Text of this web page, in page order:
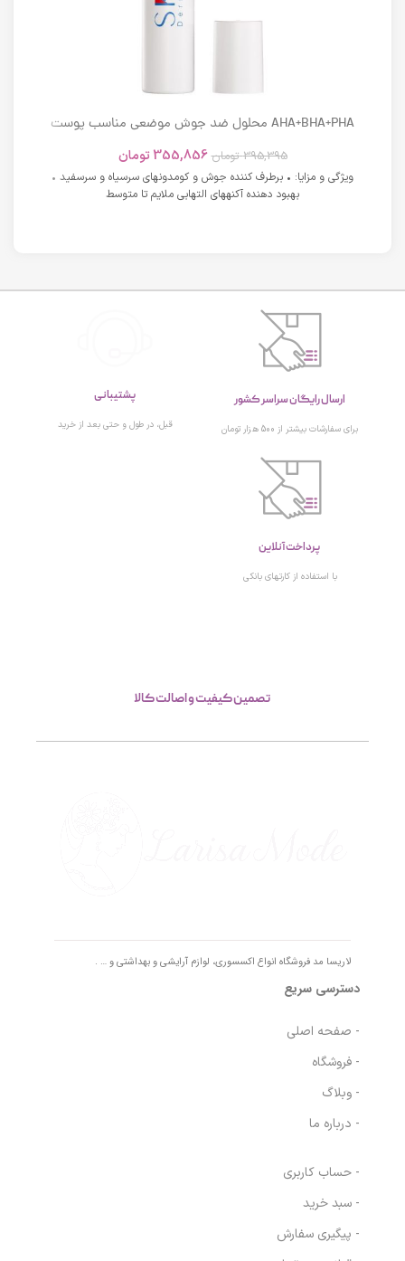
AHA+BHA+PHA محلول ضد جوش موضعی مناسب پوست
395,395 تومان 355,856 تومان
ویژگی و مزایا: • برطرف کننده جوش و کومدونهای سرسیاه و سرسفید •
بهبود دهنده آکنههای التهابی ملایم تا متوسط
ارسال رایگان سراسر کشور
برای سفارشات بیشتر از 500 هزار تومان
پشتیبانی
قبل، در طول و حتی بعد از خرید
پرداخت آنلاین
با استفاده از کارتهای بانکی
تصمین کیفیت و اصالت کالا
لاریسا مد فروشگاه انواع اکسسوری، لوازم آرایشی و بهداشتی و … .
دسترسی سریع
- صفحه اصلی
- فروشگاه
- وبلاگ
- درباره ما
- حساب کاربری
- سبد خرید
- پیگیری سفارش